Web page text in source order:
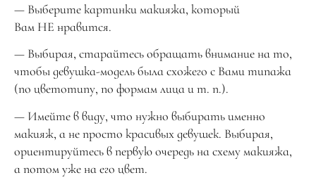
— Выберите картинки макияжа, который
Вам НЕ нравится.
— Выбирая, старайтесь обращать внимание на то,
чтобы девушка-модель была схожего с Вами типажа
(по цветотипу, по формам лица и т. п.).
— Имейте в виду, что нужно выбирать именно
макияж, а не просто красивых девушек. Выбирая,
ориентируйтесь в первую очередь на схему макияжа,
а потом уже на его цвет.